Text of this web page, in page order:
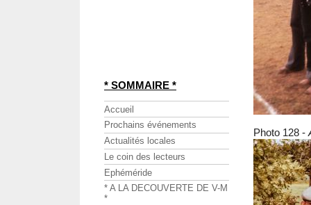
Photo 128 -
* SOMMAIRE *
Accueil
Prochains événements
Actualités locales
Le coin des lecteurs
Ephéméride
* A LA DECOUVERTE DE V-M
*